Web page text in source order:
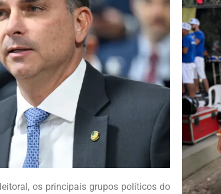
os principais grupos políticos do